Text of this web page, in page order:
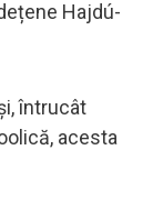
Hajdú-
întrucât
acesta